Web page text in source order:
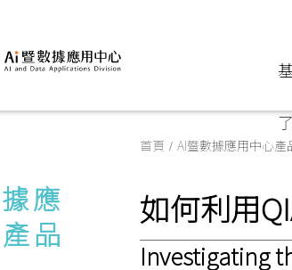
應
品
首頁 AI暨數據應用中心產
如何利用
Investigating